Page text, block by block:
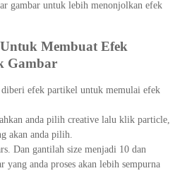
gambar untuk lebih menonjolkan efek
Membuat Efek
Gambar
efek partikel untuk memulai efek
anda pilih creative lalu klik particle,
akan anda pilih.
Dan gantilah size menjadi 10 dan
yang anda proses akan lebih sempurna